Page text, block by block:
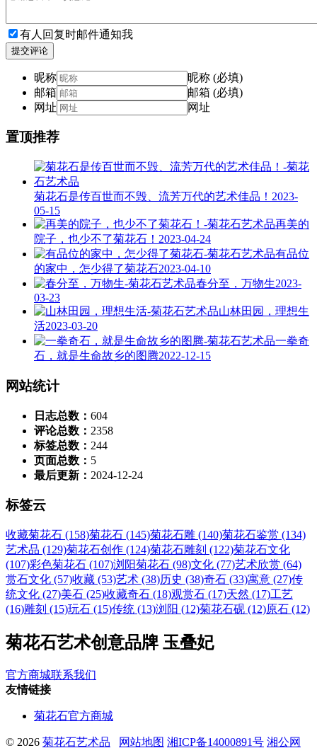
有人回复时邮件通知我
提交评论
昵称
昵称 (必填)
邮箱
邮箱 (必填)
网址
网址
置顶推荐
菊花石是传百世而不毁、流芳万代的艺术佳品！ 2023-
05-15
再美的
院子，也少不了菊花石！ 2023-04-24
有品位
的家中，怎少得了菊花石2023-04-10
春分至，万物生2023-
03-23
山林田园，理想生
活2023-03-20
一拳奇
石，就是生命故乡的图腾2022-12-15
网站统计
日志总数： 604
评论总数： 2358
标签总数： 244
页面总数： 5
最后更新： 2024-12-24
标签云
收藏菊花石 (158)菊花石 (145)菊花石雕 (140)菊花石鉴赏 (134)
艺术品 (129)菊花石创作 (124)菊花石雕刻 (122)菊花石文化
(107)彩色菊花石 (107)浏阳菊花石 (98)文化 (77)艺术欣赏 (64)
赏石文化 (57)收藏 (53)艺术 (38)历史 (38)奇石 (33)寓意 (27)传
统文化 (27)美石 (25)收藏奇石 (18)观赏石 (17)天然 (17)工艺
(16)雕刻 (15)玩石 (15)传统 (13)浏阳 (12)菊花石砚 (12)原石 (12)
菊花石艺术创意品牌 玉叠妃
官方商城联系我们
友情链接
菊花石官方商城
© 2026 菊花石艺术品 网站地图 湘ICP备14000891号 湘公网